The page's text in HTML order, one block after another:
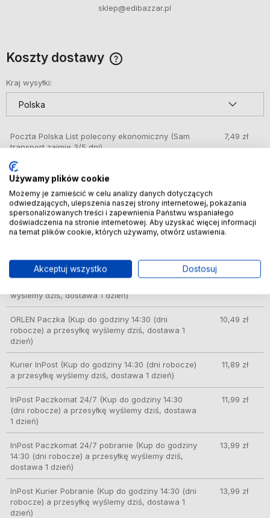
sklep@edibazzar.pl
Koszty dostawy
Kraj wysyłki:
Poczta Polska List polecony ekonomiczny (Sam
transport zajmie 3/5 dni)
7,49 zł
DPD automat paczkowy
(dni robocze) a przesyłkę wyślemy dziś, dostawa
1 dzień)
GLS – doręczenie do automatów Orlen Paczka,
sklepów Żabka i innych(Kup do godziny 14:30
(dni robocze) a przesyłkę wyślemy dziś, dostawa
8,49 zł
DPD Pickup punkt odbioru/automat paczkowy
wyślemy dziś, dostawa 1 dzień)
ORLEN Paczka (Kup do godziny 14:30 (dni
robocze) a przesyłkę wyślemy dziś, dostawa 1
dzień)
10,49 zł
Kurier InPost(Kup do godziny 14:30 (dni robocze)
a przesyłkę wyślemy dziś, dostawa 1 dzień)
11,89 zł
InPost Paczkomat 24/7 (Kup do godziny 14:30
(dni robocze) a przesyłkę wyślemy dziś, dostawa
1 dzień)
11,99 zł
InPost Paczkomat 24/7 pobranie (Kup do godziny
14:30 (dni robocze) a przesyłkę wyślemy dziś,
dostawa 1 dzień)
13,99 zł
InPost Kurier Pobranie (Kup do godziny 14:30 (dni
robocze) a przesyłkę wyślemy dziś, dostawa 1
dzień)
13,99 zł
Używamy plików cookie
Możemy je zamieścić w celu analizy danych dotyczących
odwiedzających, ulepszenia naszej strony internetowej, pokazania
spersonalizowanych treści i zapewnienia Państwu wspaniałego
doświadczenia na stronie internetowej. Aby uzyskać więcej informacji
na temat plików cookie, których używamy, otwórz ustawienia.
Akceptuj wszystko Dostosuj